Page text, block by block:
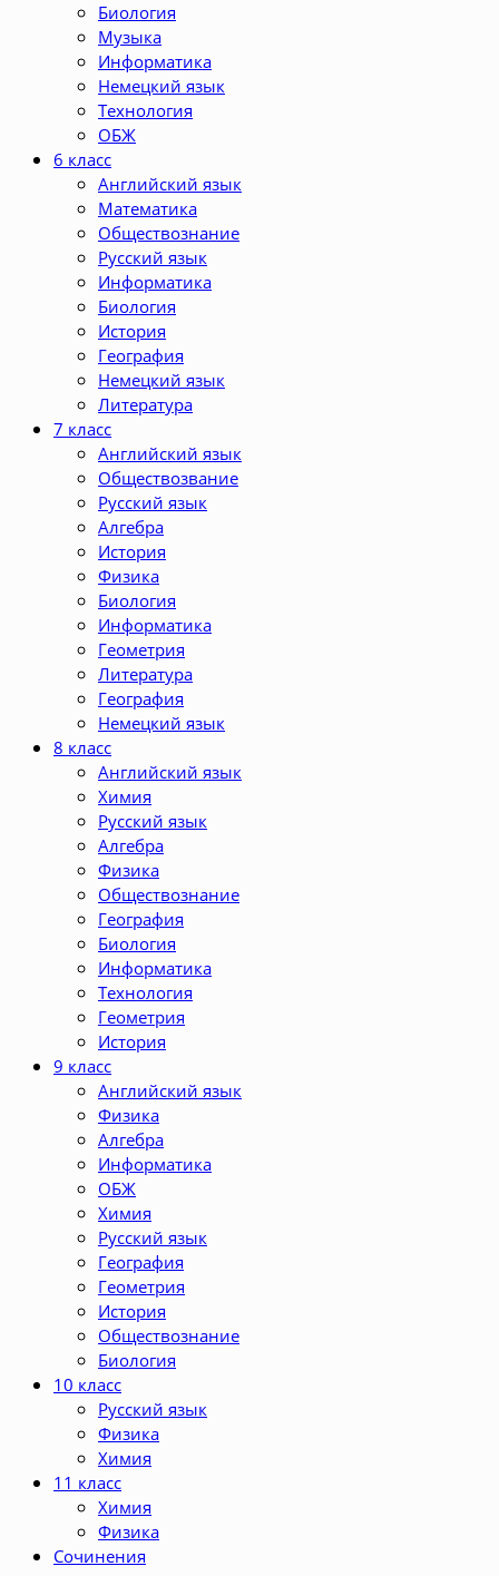
Биология
Музыка
Информатика
Немецкий язык
Технология
ОБЖ
6 класс
Английский язык
Математика
Обществознание
Русский язык
Информатика
Биология
История
География
Немецкий язык
Литература
7 класс
Английский язык
Обществозвание
Русский язык
Алгебра
История
Физика
Биология
Информатика
Геометрия
Литература
География
Немецкий язык
8 класс
Английский язык
Химия
Русский язык
Алгебра
Физика
Обществознание
География
Биология
Информатика
Технология
Геометрия
История
9 класс
Английский язык
Физика
Алгебра
Информатика
ОБЖ
Химия
Русский язык
География
Геометрия
История
Обществознание
Биология
10 класс
Русский язык
Физика
Химия
11 класс
Химия
Физика
Сочинения